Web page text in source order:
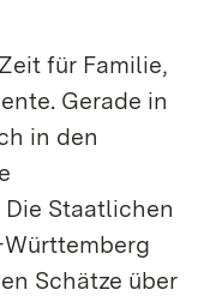
für Familie,
Gerade in
in den
Staatlichen
Schätze über